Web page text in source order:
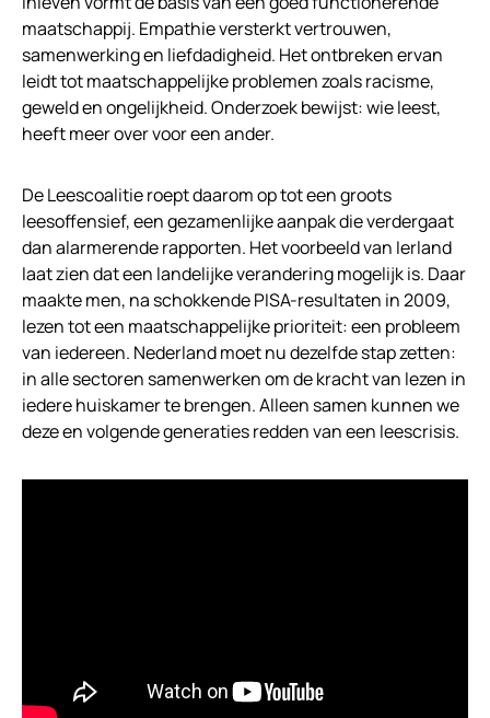
maatschappij. Empathie versterkt vertrouwen,
samenwerking en liefdadigheid. Het ontbreken ervan
leidt tot maatschappelijke problemen zoals racisme,
geweld en ongelijkheid. Onderzoek bewijst: wie leest,
heeft meer over voor een ander.
De Leescoalitie roept daarom op tot een groots
leesoffensief, een gezamenlijke aanpak die verdergaat
dan alarmerende rapporten. Het voorbeeld van Ierland
laat zien dat een landelijke verandering mogelijk is. Daar
maakte men, na schokkende PISA-resultaten in 2009,
lezen tot een maatschappelijke prioriteit: een probleem
van iedereen. Nederland moet nu dezelfde stap zetten:
in alle sectoren samenwerken om de kracht van lezen in
iedere huiskamer te brengen. Alleen samen kunnen we
deze en volgende generaties redden van een leescrisis.